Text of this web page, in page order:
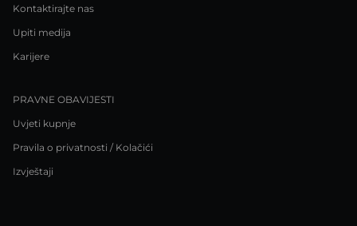
Kontaktirajte nas
Upiti medija
Karijere
PRAVNE OBAVIJESTI
Uvjeti kupnje
Pravila o privatnosti / Kolačići
Izvještaji